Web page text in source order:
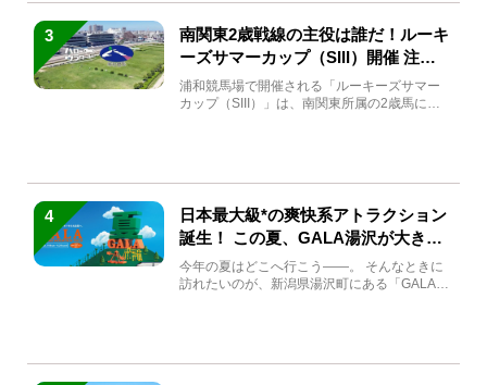
3
南関東2歳戦線の主役は誰だ！ルーキ
ーズサマーカップ（SIII）開催 注目
馬と見どころをチェック
浦和競馬場で開催される「ルーキーズサマー
カップ（SIII）」は、南関東所属の2歳馬によ
4
日本最大級*の爽快系アトラクション
誕生！ この夏、GALA湯沢が大きく
生まれ変わる
今年の夏はどこへ行こう――。 そんなときに
訪れたいのが、新潟県湯沢町にある「GALA湯